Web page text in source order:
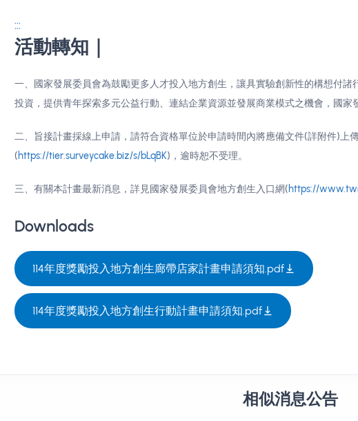
:::
活動轉知｜
消息公告詳情
一、國家發展委員會為鼓勵更多人才投入地方創生，讓具實驗創新性的構想付
投資，提供青年探索多元公益行動、連結企業資源並發展商業模式之機會，國家
二、旨接計畫採線上申請，請符合資格單位於申請時間內將應備文件(詳附件)上
(https://tier.surveycake.biz/s/bLqBK)，逾時恕不受理。
三、有關本計畫最新消息，詳見國家發展委員會地方創生入口網(https://
Downloads
114年度獎勵投入地方創生廊帶店家計畫申請須知.pdf
114年度獎勵投入地方創生行動計畫申請須知.pdf
相似消息公告